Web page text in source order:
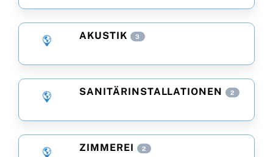
AKUSTIK 3
SANITÄRINSTALLATIONEN 2
ZIMMEREI 2